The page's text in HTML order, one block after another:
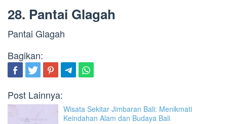
28. Pantai Glagah
Pantai Glagah
Bagikan:
Post Lainnya:
Wisata Sekitar Jimbaran Bali: Menikmati
Keindahan Alam dan Budaya Bali